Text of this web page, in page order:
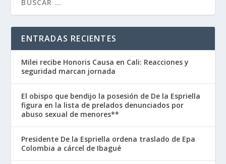
ENTRADAS RECIENTES
Milei recibe Honoris Causa en Cali: Reacciones y
seguridad marcan jornada
El obispo que bendijo la posesión de De la Espriella
figura en la lista de prelados denunciados por
abuso sexual de menores**
Presidente De la Espriella ordena traslado de Epa
Colombia a cárcel de Ibagué